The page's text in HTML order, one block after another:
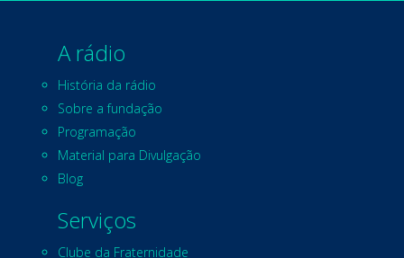
A rádio
História da rádio
Sobre a fundação
Programação
Material para Divulgação
Blog
Serviços
Clube da Fraternidade